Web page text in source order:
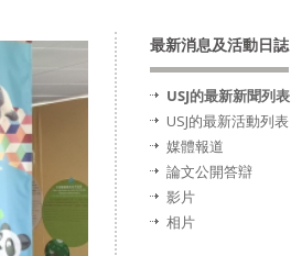
最新消息及活動日誌
USJ的最新新聞列表
USJ的最新活動列表
媒體報道
論文公開答辯
影片
相片